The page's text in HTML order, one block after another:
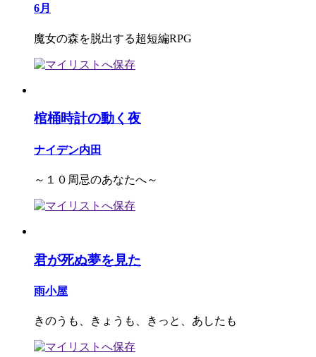
6月
魔女の森を脱出する超短編RPG
棺桶時計の動く夜
ナイデン内田
～１０周忌のあなたへ～
君が死ぬ夢を見た
雨小屋
きのうも、きょうも、きっと、あしたも